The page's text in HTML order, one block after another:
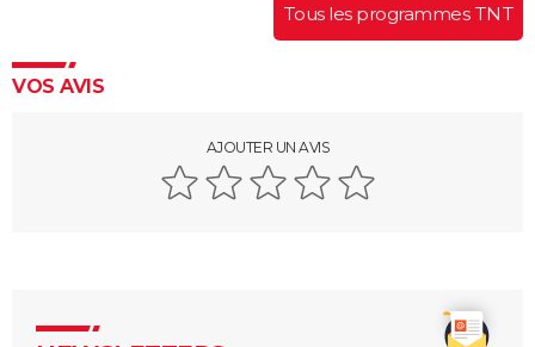
Tous les programmes TNT
VOS AVIS
AJOUTER UN AVIS